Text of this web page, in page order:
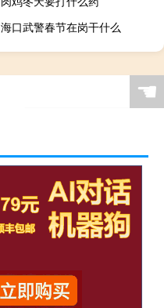
海口武警春节在岗干什么
☚